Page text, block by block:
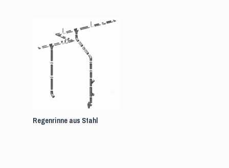
Regenrinne aus Stahl